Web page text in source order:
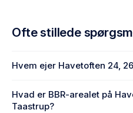
Ofte stillede
Hvem ejer Havetoften 24,
En eller flere privat(e) ejer
Taastrup.
Hvad er BBR-arealet på
Taastrup?